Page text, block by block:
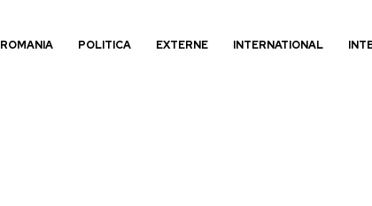
ROMANIA POLITICA EXTERNE INTERNATIONAL